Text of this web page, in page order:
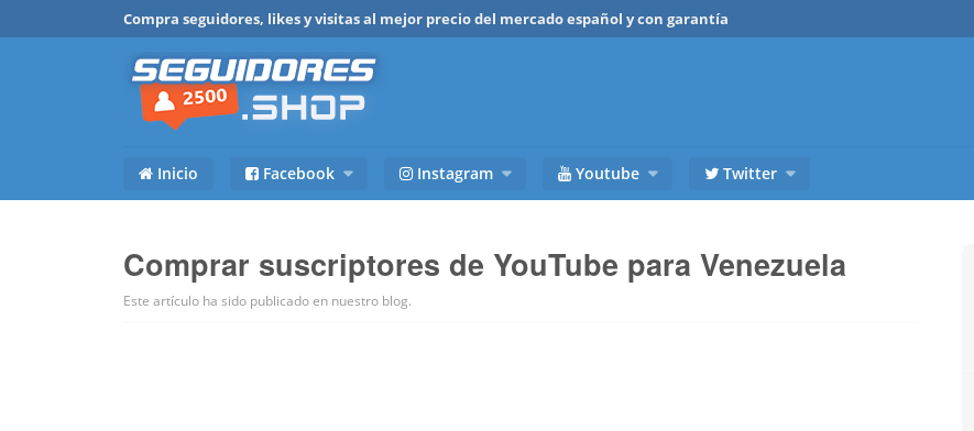
Compra seguidores, likes y visitas al mejor precio del mercado español y con garantía
Inicio Facebook Instagram Youtube Twitter
Comprar suscriptores de YouTube para Venezuela
Este artículo ha sido publicado en nuestro blog.